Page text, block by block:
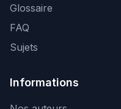
Glossaire
FAQ
Sujets
Informations